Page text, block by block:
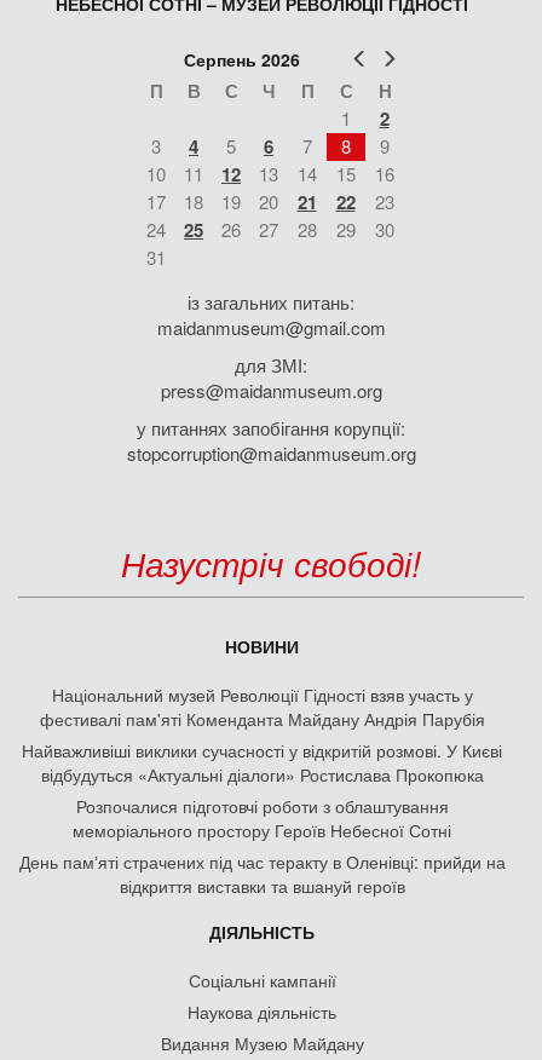
Попер
Серпень 2026
П В С Ч П С Н
1 2
3 4 5 6 7 8
9
10
11 12 13 14 15
16
17
18 19 20 21 22
23
24
25 26 27 28 29
30
31
із загальних питань:
maidanmuseum@gmail.com
для ЗМІ:
press@maidanmuseum.org
у питаннях запобігання корупції:
stopcorruption@maidanmuseum.org
Назустріч свободі!
НОВИНИ
Національний музей Революції Гідності взяв участь у
фестивалі пам'яті Коменданта Майдану Андрія Парубія
Найважливіші виклики сучасності у відкритій розмові. У Києві
відбудуться «Актуальні діалоги» Ростислава Прокопюка
Розпочалися підготовчі роботи з облаштування
меморіального простору Героїв Небесної Сотні
День памʼяті страчених під час теракту в Оленівці: прийди на
відкриття виставки та вшануй героїв
ДІЯЛЬНІСТЬ
Соціальні кампанії
Наукова діяльність
Видання Музею Майдану